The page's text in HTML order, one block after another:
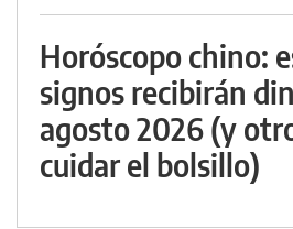
Horóscopo chino:
signos recibirán
agosto 2026 (y
cuidar el bolsillo)